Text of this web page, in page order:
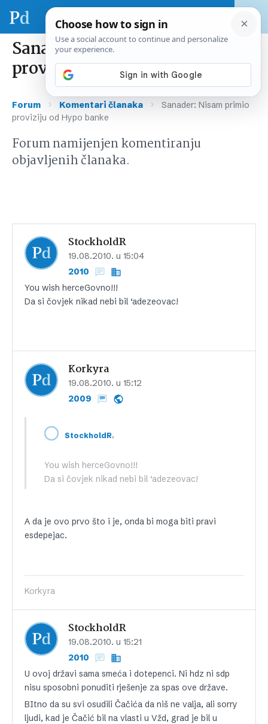
Sanader: Nisam primio
proviziju od Hypo banke
Forum › Komentari članaka ›
Sanader: Nisam primio
proviziju od Hypo banke
Forum namijenjen komentiranju
objavljenih članaka.
StockholdR
19.08.2010. u 15:04
2010
You wish herceGovno!!!
Da si čovjek nikad nebi bil ‘adezeovac!
Korkyra
19.08.2010. u 15:12
2009
StockholdR,
You wish herceGovno!!!
Da si čovjek nikad nebi bil ‘adezeovac!
A da je ovo prvo što i je, onda bi moga biti pravi
esdepejac.
Korkyra
StockholdR
19.08.2010. u 15:21
2010
U ovoj državi sama smeća i dotepenci. Ni hdz ni sdp
nisu sposobni ponuditi rješenje za spas ove države.
BItno da su svi osudili Čačića da niš ne valja, ali sorry
ljudi, kad je Čačić bil na vlasti u Vžd, grad je bil u